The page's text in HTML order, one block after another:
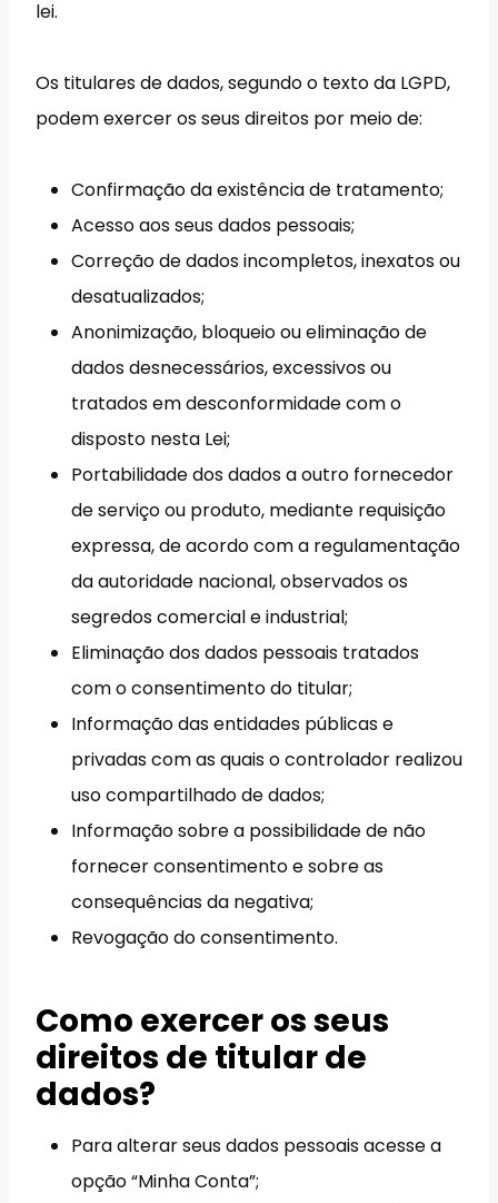
lei.
Os titulares de dados, segundo o texto da LGPD,
podem exercer os seus direitos por meio de:
Confirmação da existência de tratamento;
Acesso aos seus dados pessoais;
Correção de dados incompletos, inexatos ou
desatualizados;
Anonimização, bloqueio ou eliminação de
dados desnecessários, excessivos ou
tratados em desconformidade com o
disposto nesta Lei;
Portabilidade dos dados a outro fornecedor
de serviço ou produto, mediante requisição
expressa, de acordo com a regulamentação
da autoridade nacional, observados os
segredos comercial e industrial;
Eliminação dos dados pessoais tratados
com o consentimento do titular;
Informação das entidades públicas e
privadas com as quais o controlador realizou
uso compartilhado de dados;
Informação sobre a possibilidade de não
fornecer consentimento e sobre as
consequências da negativa;
Revogação do consentimento.
Como exercer os seus
direitos de titular de
dados?
Para alterar seus dados pessoais acesse a
opção “Minha Conta”;